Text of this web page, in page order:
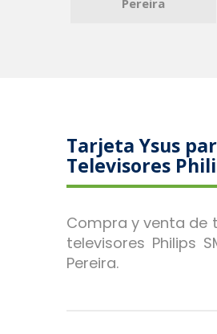
Pereira
Tarjeta Ysus
Televisores
Compra y venta de
televisores Philips
Pereira.